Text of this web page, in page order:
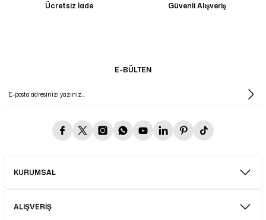
Ücretsiz İade Güvenli Alışveriş
E-BÜLTEN
KURUMSAL
ALIŞVERİŞ